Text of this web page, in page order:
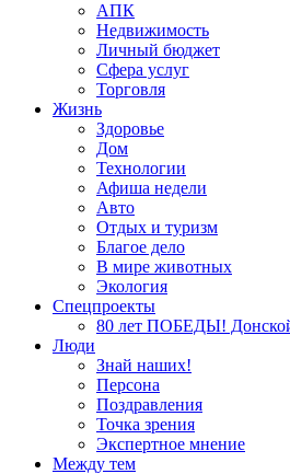
АПК
Недвижимость
Личный бюджет
Сфера услуг
Торговля
Жизнь
Здоровье
Дом
Технологии
Афиша недели
Авто
Отдых и туризм
Благое дело
В мире животных
Экология
Спецпроекты
80 лет ПОБЕДЫ!
Люди
Знай наших!
Персона
Поздравления
Точка зрения
Экспертное мнение
Между тем